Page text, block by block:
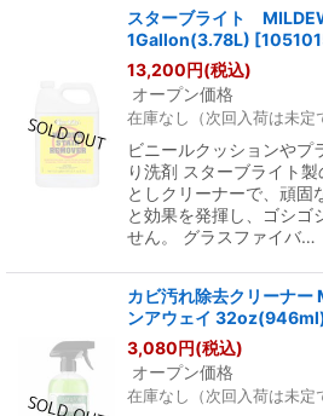
スターブライト
1Gallon(3.78L) [
13,200円(税込)
オープン価格
在庫なし（次回入荷は未定
ビニールクッションやプ
り洗剤 スターブライト
としクリーナーで、頑固
と効果を発揮し、ゴシゴ
せん。 グラスファイバ…
カビ汚れ除去クリーナー
ンアウェイ
3,080円(税込)
オープン価格
在庫なし（次回入荷は未定